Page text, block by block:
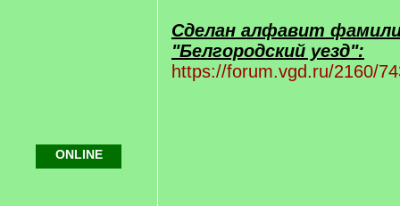
Сделан алфавит
"Белгородский уезд":
https://forum.vgd.ru/2160/
ONLINE